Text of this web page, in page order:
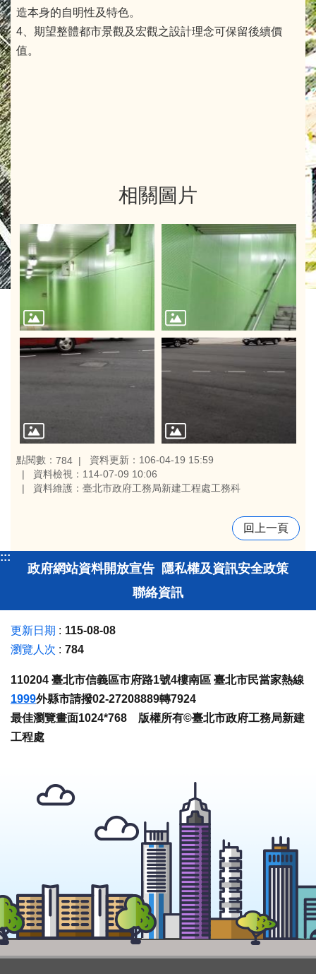
造本身的自明性及特色。
4、期望整體都市景觀及宏觀之設計理念可保留後續價
值。
相關圖片
點閱數： 784
資料更新：106-04-19 15:59
資料檢視：114-07-09 10:06
資料維護：臺北市政府工務局新建工程處工務科
回上一頁
:::
政府網站資料開放宣告 隱私權及資訊安全政策
聯絡資訊
更新日期
115-08-08
瀏覽人次
784
110204 臺北市信義區市府路1號4樓南區 臺北市民當家熱線
1999外縣市請撥02-27208889轉7924
最佳瀏覽畫面1024*768 版權所有©臺北市政府工務局新建
工程處